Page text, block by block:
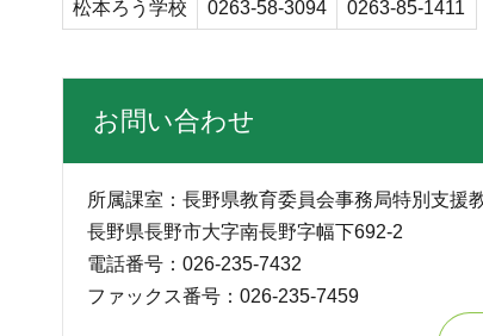
松本ろう学校 0263-58-3094 0263-85-1411
お問い合わせ
所属課室：長野県教育委員会事務局特別支援
長野県長野市大字南長野字幅下692-2
電話番号：026-235-7432
ファックス番号：026-235-7459